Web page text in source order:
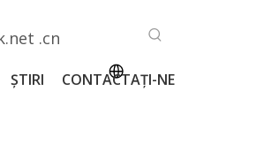
.cn
ŞTIRI CONTACTAŢI-NE